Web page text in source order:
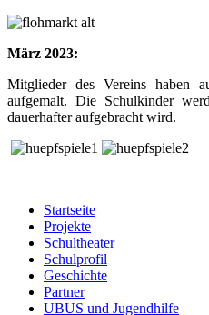
März 2023:
Mitglieder des Vereins haben
aufgemalt. Die Schulkinder
dauerhafter aufgebracht wird.
Startseite
Projekte
Schultheater
Schulprofil
Geschichte
Partner
UBUS und Jugendhilfe